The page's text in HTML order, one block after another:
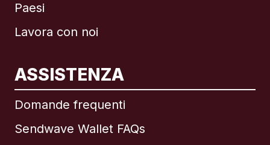
Paesi
Lavora con noi
ASSISTENZA
Domande frequenti
Sendwave Wallet FAQs
Internazionale English